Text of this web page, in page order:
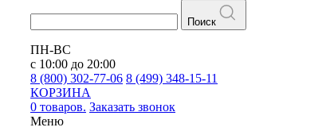
Поиск
ПН-ВС
с 10:00 до 20:00
8 (800) 302-77-06 8 (499) 348-15-11
КОРЗИНА
0 товаров. Заказать звонок
Меню